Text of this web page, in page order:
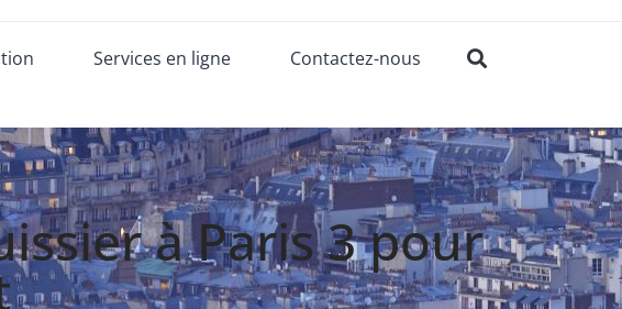
Services en ligne Contactez-nous
à Paris 3 pour